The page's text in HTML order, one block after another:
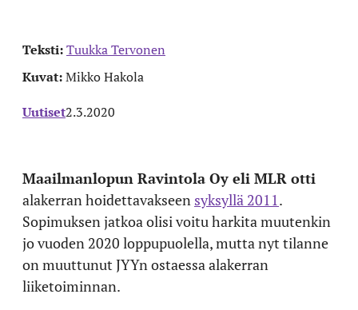
Teksti:Tuukka Tervonen
Kuvat:Mikko Hakola
Uutiset2.3.2020
Maailmanlopun Ravintola Oy eli MLR otti
alakerran hoidettavakseen syksyllä 2011.
Sopimuksen jatkoa olisi voitu harkita muutenkin
jo vuoden 2020 loppupuolella, mutta nyt tilanne
on muuttunut JYYn ostaessa alakerran
liiketoiminnan.